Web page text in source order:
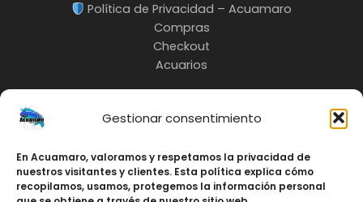
Gestionar consentimiento
En Acuamaro, valoramos y respetamos la privacidad de
nuestros visitantes y clientes. Esta política explica cómo
recopilamos, usamos, protegemos la información personal
Política de Privacidad – Acuamaro
Compras
Checkout
Acuarios
INFO:
3217685535
Cali-Colombia